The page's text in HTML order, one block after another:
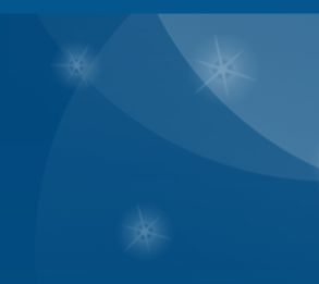
tối đa mở
2. Về nội
- Không lạm
- Những
cách cố ý